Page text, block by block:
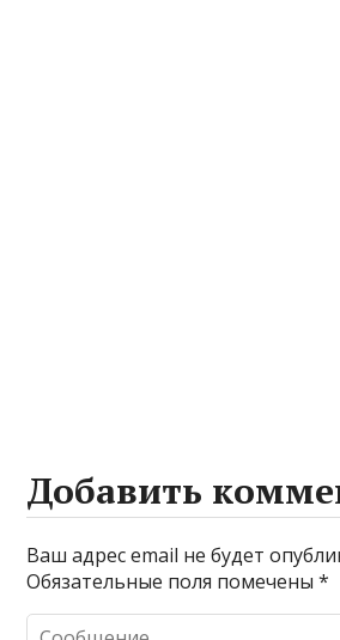
Добавить
Ваш адрес email не будет
Обязательные поля помечены*